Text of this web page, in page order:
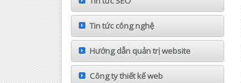
Tin tức công nghệ
Hướng dẫn quản trị website
Công ty thiết kế web